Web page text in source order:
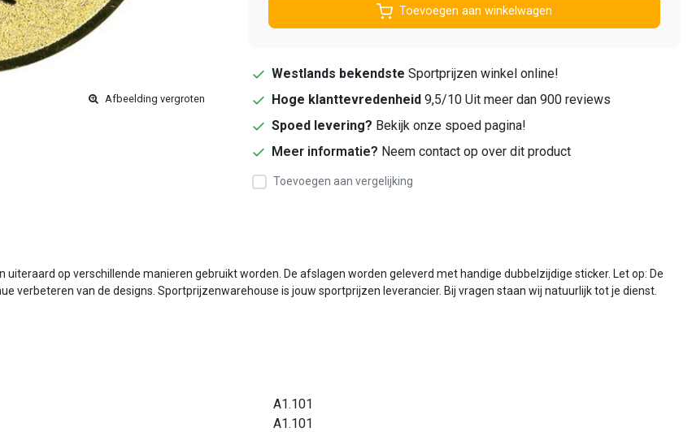
Afbeelding vergroten
Toevoegen aan winkelwagen
Westlands bekendste Sportprijzen winkel online!
Hoge klanttevredenheid 9,5/10 Uit meer dan 900 reviews
Spoed levering? Bekijk onze spoed pagina!
Meer informatie? Neem contact op over dit product
Toevoegen aan vergelijking
op verschillende manieren gebruikt worden. De afslagen worden geleverd met handige dubbelzijdige sticker. Let op: De
verbeteren van de designs. Sportprijzenwarehouse is jouw sportprijzen leverancier. Bij vragen staan wij natuurlijk tot je dienst.
A1.101
A1.101